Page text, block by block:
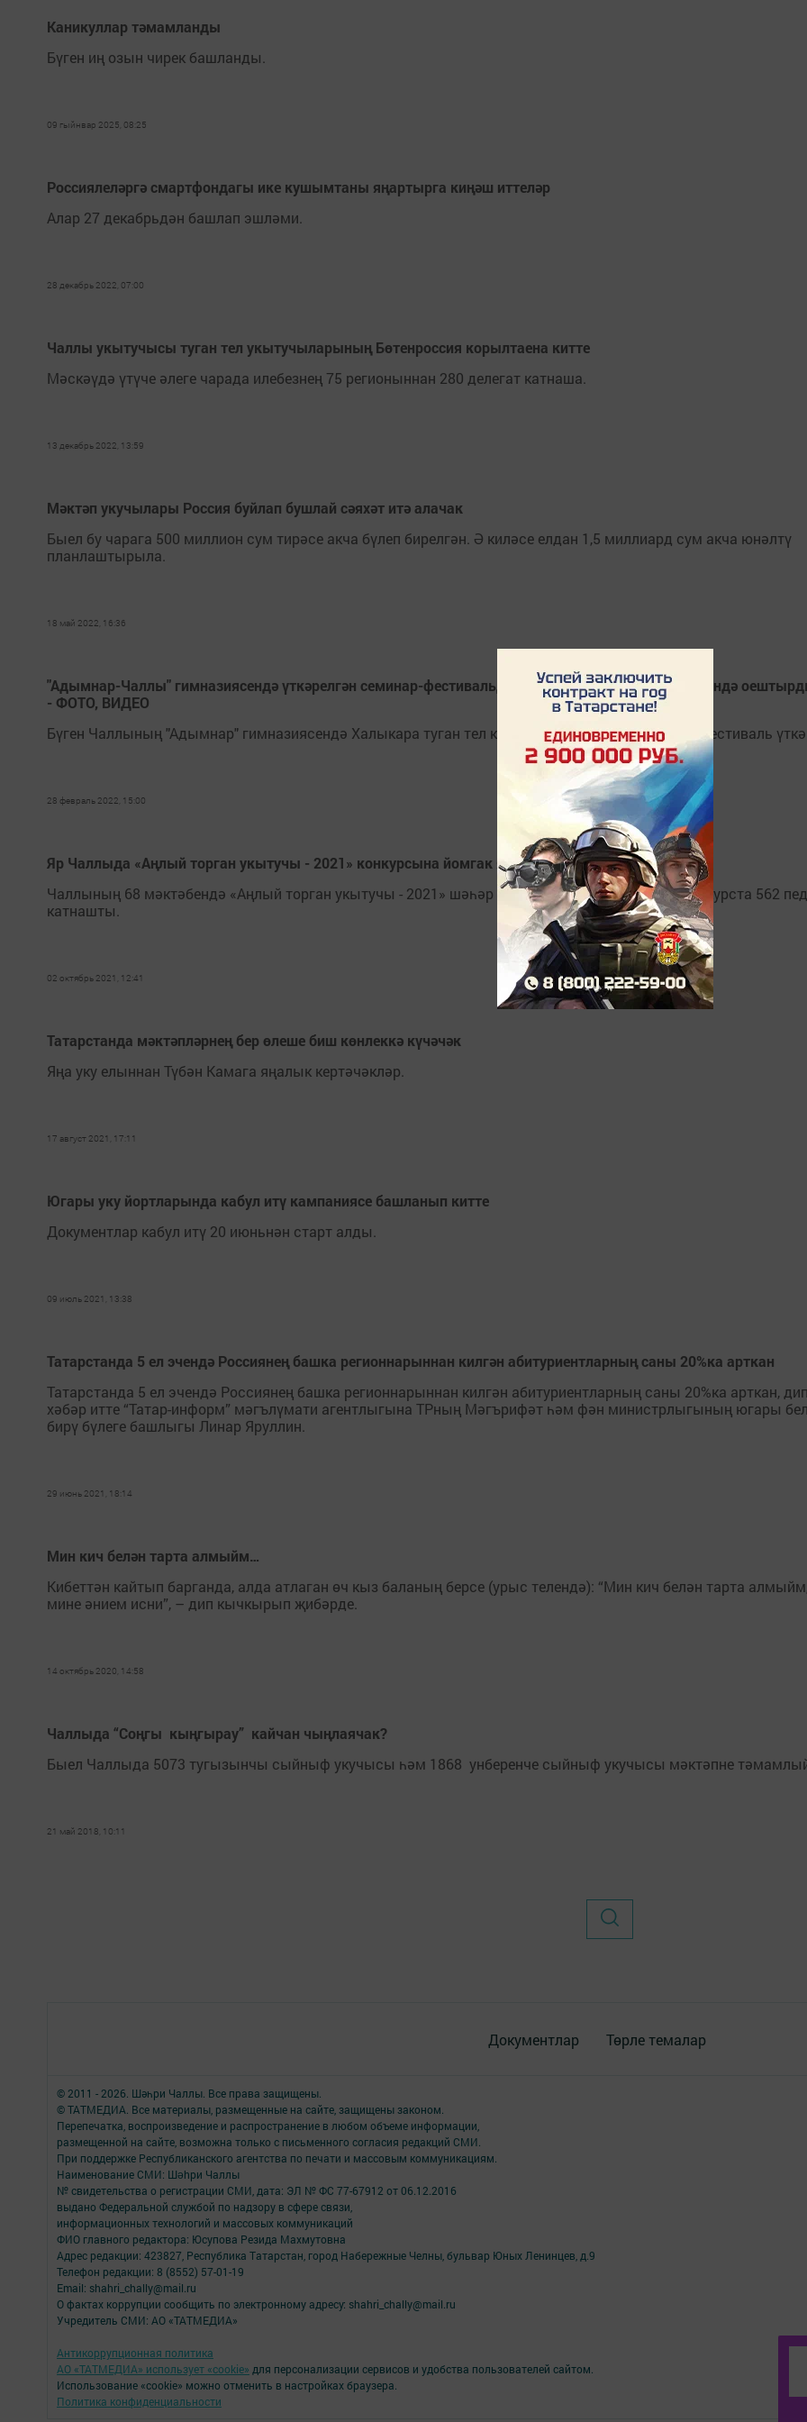
Каникуллар тәмамланды
Бүген иң озын чирек башланды.
09 гыйнвар 2025, 08:25
Россиялеләргә смартфондагы ике кушымтаны яңартырга киңәш иттеләр
Алар 27 декабрьдән башлап эшләми.
28 декабрь 2022, 07:00
Чаллы укытучысы туган тел укытучыларының Бөтенроссия корылтаена китте
Мәскәүдә үтүче әлеге чарада илебезнең 75 регионыннан 280 делегат катнаша.
13 декабрь 2022, 13:59
Мәктәп укучылары Россия буйлап бушлай сәяхәт итә алачак
Быел бу чарага 500 миллион сум тирәсе акча бүлеп бирелгән. Ә киләсе елдан 1,5 миллиард сум акча юнәлтү
планлаштырыла.
18 май 2022, 16:36
"Адымнар-Чаллы" гимназиясендә үткәрелгән семинар-фестивальдә ачык дәресләрне кытай телендә
- ФОТО, ВИДЕО
Бүген Чаллының "Адымнар" гимназиясендә Халыкара туган тел көненә багышланган семинар-фестиваль
28 февраль 2022, 15:00
Яр Чаллыда «Аңлый торган укытучы - 2021» конкурсына йомгак ясадылар
Чаллының 68 мәктәбендә «Аңлый торган укытучы - 2021» шәһәр конкурсы үткәрелде. Быел конкурста 562
катнашты.
02 октябрь 2021, 12:41
Татарстанда мәктәпләрнең бер өлеше биш көнлеккә күчәчәк
Яңа уку елыннан Түбән Камага яңалык кертәчәкләр.
17 август 2021, 17:11
Югары уку йортларында кабул итү кампаниясе башланып китте
Документлар кабул итү 20 июньнән старт алды.
09 июль 2021, 13:38
Татарстанда 5 ел эчендә Россиянең башка регионнарыннан килгән абитуриентларның саны 20%ка арткан
Татарстанда 5 ел эчендә Россиянең башка регионнарыннан килгән абитуриентларның саны 20%ка арткан, дип
хәбәр итте “Татар-информ” мәгълүмати агентлыгына ТРның Мәгърифәт һәм фән министрлыгының югары
бирү бүлеге башлыгы Линар Яруллин.
29 июнь 2021, 18:14
Мин кич белән тарта алмыйм…
Кибеттән кайтып барганда, алда атлаган өч кыз баланың берсе (урыс телендә): “Мин кич белән тарта алмыйм,
мине әнием исни”, – дип кычкырып җибәрде.
14 октябрь 2020, 14:58
Чаллыда “Соңгы кыңгырау” кайчан чыңлаячак?
Быел Чаллыда 5073 тугызынчы сыйныф укучысы һәм 1868 унберенче сыйныф укучысы мәктәпне
21 май 2018, 10:11
Документлар Төрле темалар
© 2011 - 2026. Шәһри Чаллы. Все права защищены.
© ТАТМЕДИА. Все материалы, размещенные на сайте, защищены законом.
Перепечатка, воспроизведение и распространение в любом объеме информации,
размещенной на сайте, возможна только с письменного согласия редакций СМИ.
При поддержке Республиканского агентства по печати и массовым коммуникациям.
Наименование СМИ: Шəhри Чаллы
№ свидетельства о регистрации СМИ, дата: ЭЛ № ФС 77-67912 от 06.12.2016
выдано Федеральной службой по надзору в сфере связи,
информационных технологий и массовых коммуникаций
ФИО главного редактора: Юсупова Резида Махмутовна
Адрес редакции: 423827, Республика Татарстан, город Набережные Челны, бульвар Юных Ленинцев, д.9
Телефон редакции: 8 (8552) 57-01-19
Email: shahri_chally@mail.ru
О фактах коррупции сообщить по электронному адресу: shahri_chally@mail.ru
Учредитель СМИ: АО «ТАТМЕДИА»
Антикоррупционная политика
АО «ТАТМЕДИА» использует «cookie» для персонализации сервисов и удобства пользователей сайтом.
Использование «cookie» можно отменить в настройках браузера.
Политика конфиденциальности